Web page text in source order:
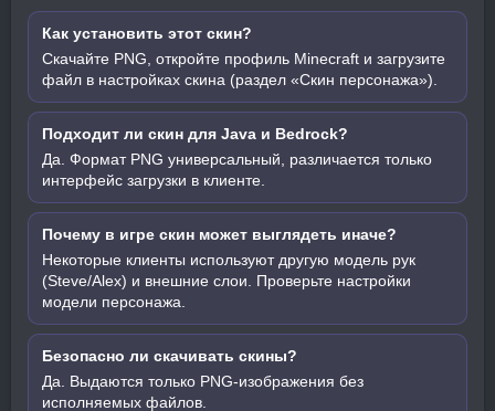
Как установить этот скин?
Скачайте PNG, откройте профиль Minecraft и загрузите
файл в настройках скина (раздел «Скин персонажа»).
Подходит ли скин для Java и Bedrock?
Да. Формат PNG универсальный, различается только
интерфейс загрузки в клиенте.
Почему в игре скин может выглядеть иначе?
Некоторые клиенты используют другую модель рук
(Steve/Alex) и внешние слои. Проверьте настройки
модели персонажа.
Безопасно ли скачивать скины?
Да. Выдаются только PNG-изображения без
исполняемых файлов.